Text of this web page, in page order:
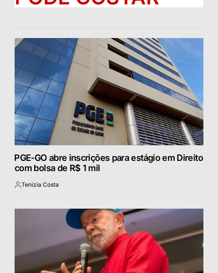
⁠PGE-GO abre inscrições para estágio em Direito
com bolsa de R$ 1 mil
Postado
Tenizia Costa